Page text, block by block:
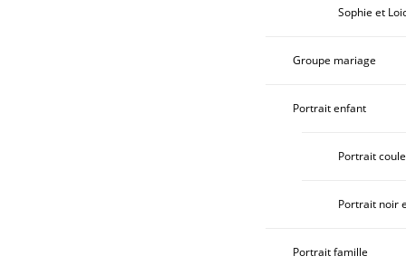
Sophie et
Groupe mariage
Portrait enfant
Portrait
Portrait noir
Portrait famille